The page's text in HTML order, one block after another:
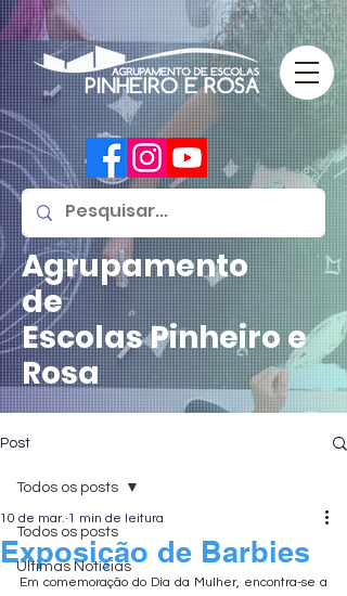
Agrupamento
de
EscolasPinheiro e
Rosa
Post
Todos os posts
Últimas Notícias
Todos os posts
Exposição de Barbies
10 de mar. 1 min de leitura
Em comemoração do Dia da Mulher, encontra-se a